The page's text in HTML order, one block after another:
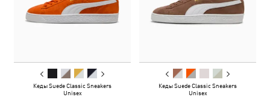
Кеды Suede Classic Sneakers
Unisex
Кеды Suede Classic Sneakers
Unisex